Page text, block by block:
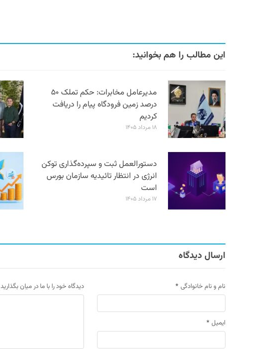
این مطالب را هم بخوانید:
مدیرعامل مخابرات: حکم تملک ۵۰
درصد زمین فرودگاه پیام را دریافت
کردیم
۱۸ مرداد ۱۴۰۵
دستورالعمل ثبت و سپرده‌گذاری توکن
انرژی در انتظار تائیدیه سازمان بورس
است
۱۷ مرداد ۱۴۰۵
ارسال دیدگاه
نام و نام خانوادگی *
ایمیل *
دیدگاه خود را با ما در میان بگذارید